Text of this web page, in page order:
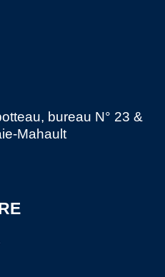
bureau N° 23 &
Mahault